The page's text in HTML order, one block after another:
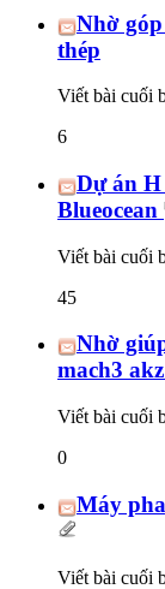
Nhờ
thép
Viết bài cuối
6
Dự án
Blueocean
Viết bài cuối
45
Nhờ
mach3 akz
Viết bài cuối
0
Máy
Viết bài cuối